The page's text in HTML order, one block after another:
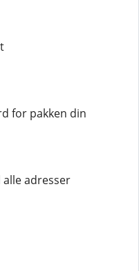
for pakken din
adresser